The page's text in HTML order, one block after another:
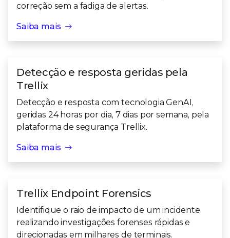
correção sem a fadiga de alertas.
Saiba mais
Detecção e resposta geridas pela
Trellix
Detecção e resposta com tecnologia GenAI,
geridas 24 horas por dia, 7 dias por semana, pela
plataforma de segurança Trellix.
Saiba mais
Trellix Endpoint Forensics
Identifique o raio de impacto de um incidente
realizando investigações forenses rápidas e
direcionadas em milhares de terminais.